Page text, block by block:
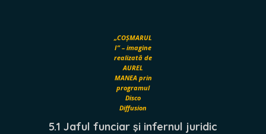
„COȘMARUL
I” – imagine
realizată de
AUREL
MANEA prin
programul
Disco
Diffusion
5.1 Jaful funciar şi infernul juridic